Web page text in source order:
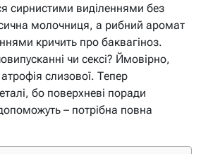
сирнистими виділеннями без
молочниця, а рибний аромат
кричить про баквагіноз.
чи сексі? Ймовірно,
слизової. Тепер
бо поверхневі поради
– потрібна повна